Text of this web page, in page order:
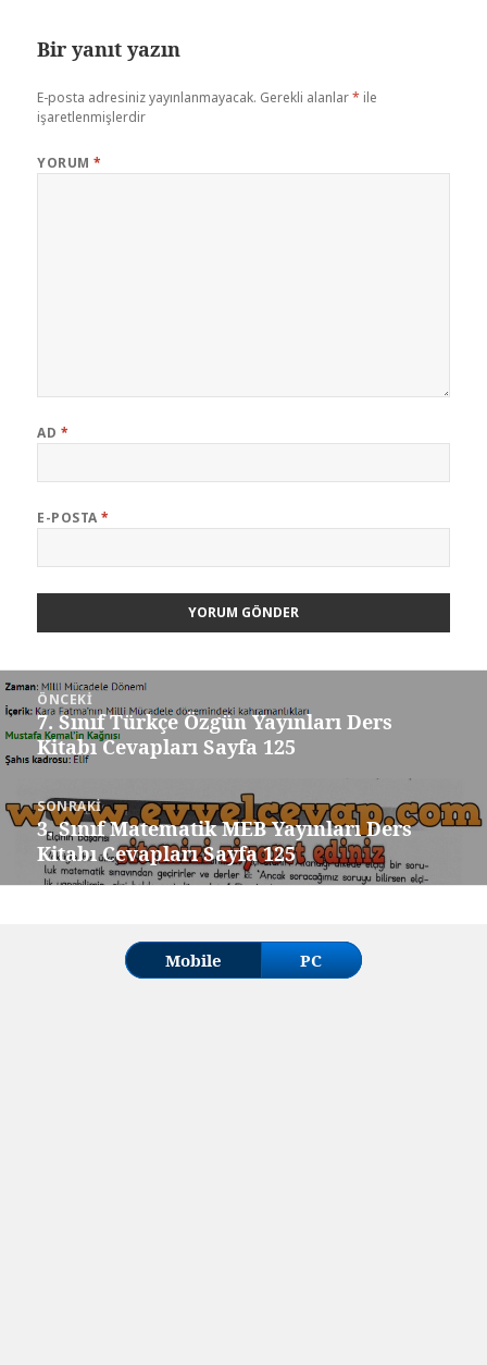
Bir yanıt yazın
E-posta adresiniz yayınlanmayacak. Gerekli alanlar* ile
işaretlenmişlerdir
YORUM*
AD *
E-POSTA*
Yazı
gezinmesi
ÖNCEKI
Önceki
yazı:
7. Sınıf Türkçe Özgün Yayınları Ders
Kitabı Cevapları Sayfa 125
SONRAKI
Sonraki
yazı:
3. Sınıf Matematik MEB Yayınları Ders
Kitabı Cevapları Sayfa 125
Mobile PC